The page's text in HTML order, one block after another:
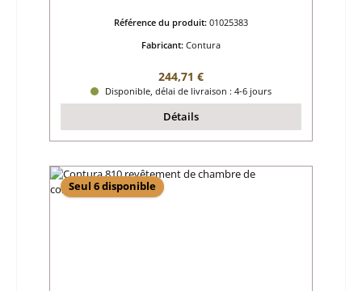
Référence du produit: 01025383
Fabricant: Contura
Prix régulier :
244,71 €
Disponible, délai de livraison : 4-6 jours
Détails
Seul 6 disponible